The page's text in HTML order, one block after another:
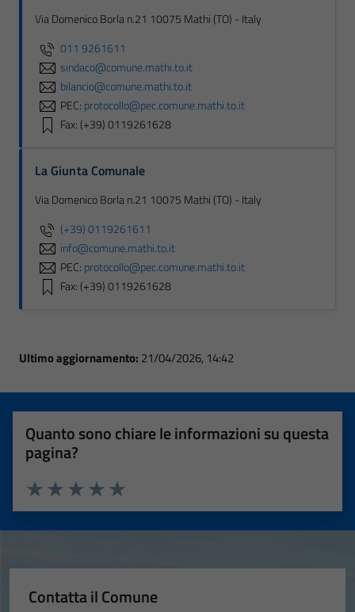
Via Domenico Borla n.21 10075 Mathi (TO) - Italy
011 9261611
sindaco@comune.mathi.to.it
bilancio@comune.mathi.to.it
PEC: protocollo@pec.comune.mathi.to.it
Fax: (+39) 0119261628
La Giunta Comunale
Via Domenico Borla n.21 10075 Mathi (TO) - Italy
(+39) 0119261611
info@comune.mathi.to.it
PEC: protocollo@pec.comune.mathi.to.it
Fax: (+39) 0119261628
Ultimo aggiornamento: 21/04/2026, 14:42
Quanto sono chiare le informazioni su questa
pagina?
Valuta 5 stelle su 5
Valuta 4 stelle su 5
Valuta 3 stelle su 5
Valuta 2 stelle su 5
Valuta 1 stelle su 5
Contatta il Comune